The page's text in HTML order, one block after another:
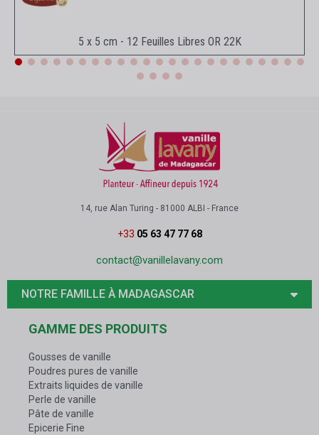
Aperçu rapide
5 x 5 cm - 12 Feuilles Libres OR 22K
14, rue Alan Turing - 81000 ALBI - France
+33 05 63 47 77 68
contact@vanillelavany.com
NOTRE FAMILLE À MADAGASCAR
GAMME DES PRODUITS
Gousses de vanille
Poudres pures de vanille
Extraits liquides de vanille
Perle de vanille
Pâte de vanille
Epicerie Fine